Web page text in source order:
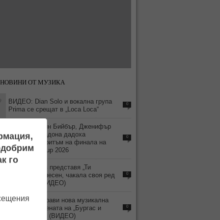
ОТ МУЗИКА
ВИДЕО: Dian Solo и вокална група
Prima се срещат в „Loca Loca“
0
BTS, Джъстин Бийбър, Дженифър
Хъдсън и Мадона дадоха
музикалния ритъм на финала на
FIFA World Cup 2026
0
Дамян Попов представя „Ти
решаваш“ – песен, чакала своя ред
15 години (ВИДЕО)
0
Северин направи нова музикална
заявка на сцената на „Бургас и
морето 2026“ (ВИДЕО)
0
го